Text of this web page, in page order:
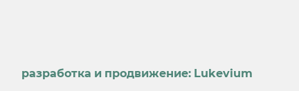
разработка и продвижение: Lukevium